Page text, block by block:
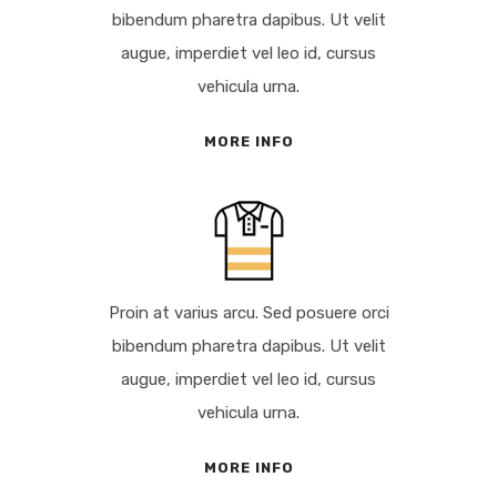
bibendum pharetra dapibus. Ut velit
augue, imperdiet vel leo id, cursus
vehicula urna.
MORE INFO
Proin at varius arcu. Sed posuere orci
bibendum pharetra dapibus. Ut velit
augue, imperdiet vel leo id, cursus
vehicula urna.
MORE INFO